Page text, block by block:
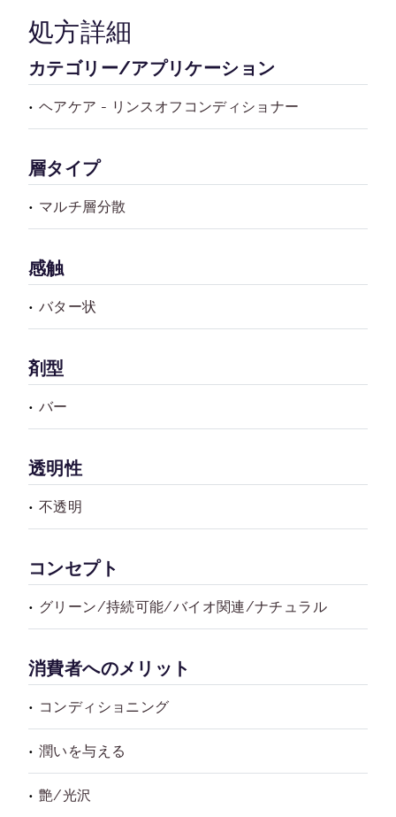
処方詳細
カテゴリー/アプリケーション
ヘアケア - リンスオフコンディショナー
層タイプ
マルチ層分散
感触
バター状
剤型
バー
透明性
不透明
コンセプト
グリーン/持続可能/バイオ関連/ナチュラル
消費者へのメリット
コンディショニング
潤いを与える
艶/光沢